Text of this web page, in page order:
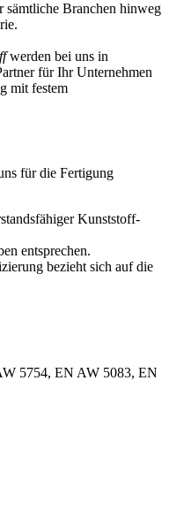
sämtliche Branchen hinweg
werden bei uns in
für Ihr Unternehmen
mit festem
für die Fertigung
Kunststoff-
entsprechen.
bezieht sich auf die
5754, EN AW 5083, EN